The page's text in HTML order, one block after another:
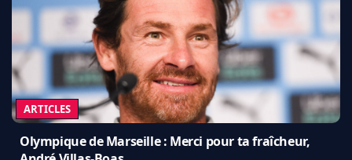
ARTICLES
Olympique de Marseille : Merci pour ta fraîcheur,